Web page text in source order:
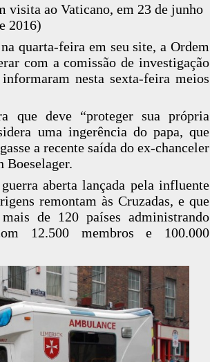
visita ao Vaticano, em 23 de junho
2016)
quarta-feira em seu site, a Ordem
com a comissão de investigação
nesta sexta-feira meios
que deve “proteger sua própria
uma ingerência do papa, que
a recente saída do ex-chanceler
Boeselager.
aberta lançada pela influente
remontam às Cruzadas, e que
de 120 países administrando
12.500 membros e 100.000